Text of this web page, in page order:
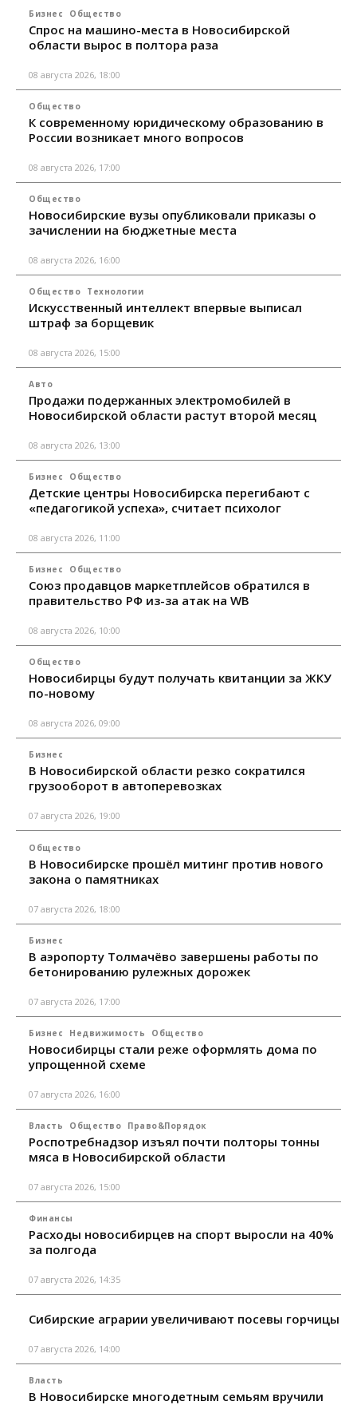
Бизнес Общество
Спрос на машино-места в Новосибирской
области вырос в полтора раза
08 августа 2026, 18:00
Общество
К современному юридическому образованию в
России возникает много вопросов
08 августа 2026, 17:00
Общество
Новосибирские вузы опубликовали приказы о
зачислении на бюджетные места
08 августа 2026, 16:00
Общество Технологии
Искусственный интеллект впервые выписал
штраф за борщевик
08 августа 2026, 15:00
Авто
Продажи подержанных электромобилей в
Новосибирской области растут второй месяц
08 августа 2026, 13:00
Бизнес Общество
Детские центры Новосибирска перегибают с
«педагогикой успеха», считает психолог
08 августа 2026, 11:00
Бизнес Общество
Союз продавцов маркетплейсов обратился в
правительство РФ из-за атак на WB
08 августа 2026, 10:00
Общество
Новосибирцы будут получать квитанции за ЖКУ
по-новому
08 августа 2026, 09:00
Бизнес
В Новосибирской области резко сократился
грузооборот в автоперевозках
07 августа 2026, 19:00
Общество
В Новосибирске прошёл митинг против нового
закона о памятниках
07 августа 2026, 18:00
Бизнес
В аэропорту Толмачёво завершены работы по
бетонированию рулежных дорожек
07 августа 2026, 17:00
Бизнес Недвижимость Общество
Новосибирцы стали реже оформлять дома по
упрощенной схеме
07 августа 2026, 16:00
Власть Общество Право&Порядок
Роспотребнадзор изъял почти полторы тонны
мяса в Новосибирской области
07 августа 2026, 15:00
Финансы
Расходы новосибирцев на спорт выросли на 40%
за полгода
07 августа 2026, 14:35
Сибирские аграрии увеличивают посевы горчицы
07 августа 2026, 14:00
Власть
В Новосибирске многодетным семьям вручили